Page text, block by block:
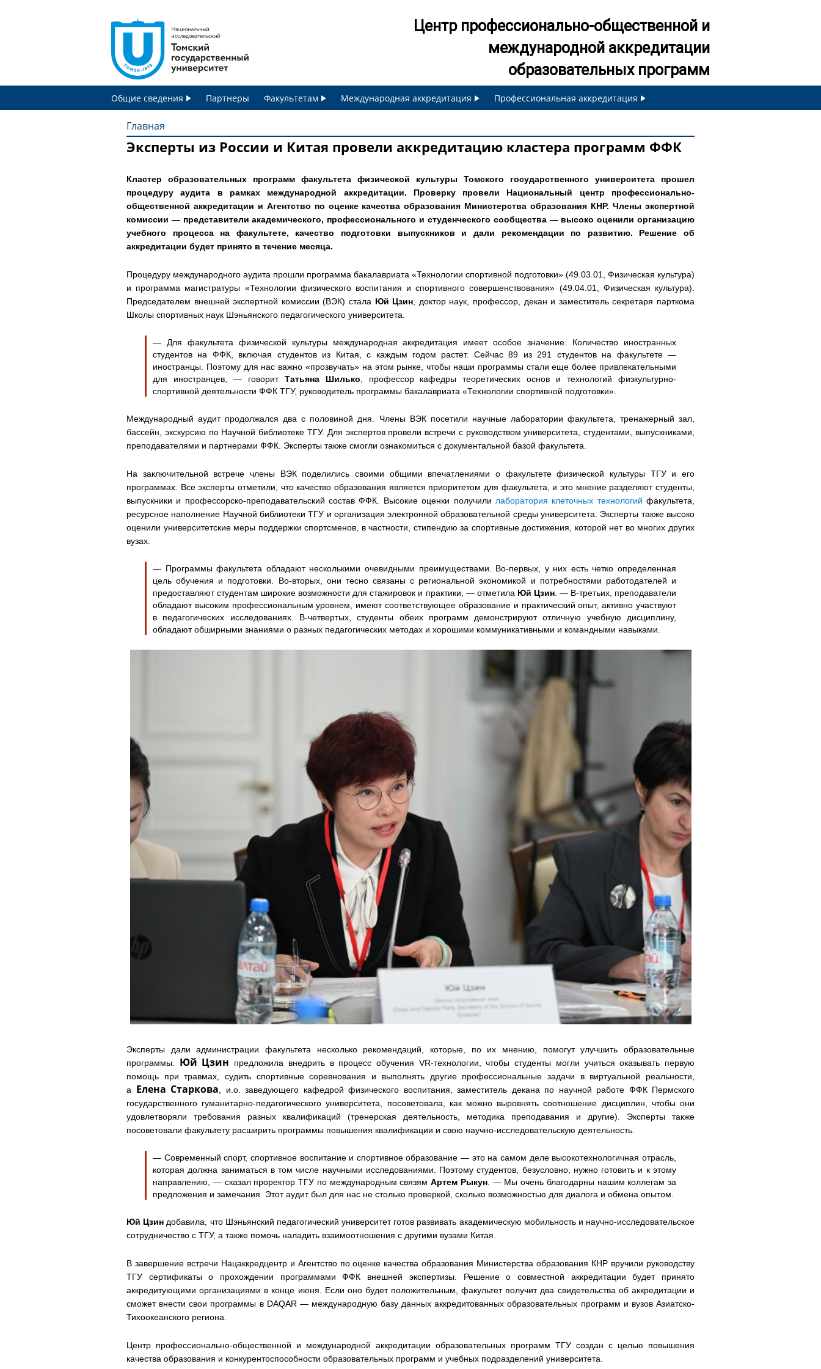
Центр профессионально-общественной и
международной аккредитации
образовательных программ
Общие сведения Партнеры Факультетам Международная аккредитация Профессиональная аккредитация
В
ы
з
д
с
ь
Главная
Эксперты из России и Китая провели аккредитацию кластера программ ФФК
Кластер образовательных программ факультета физической культуры Томского государственного университета прошел
процедуру аудита в рамках международной аккредитации. Проверку провели Национальный центр профессионально-
общественной аккредитации и Агентство по оценке качества образования Министерства образования КНР. Члены экспертной
комиссии — представители академического, профессионального и студенческого сообщества — высоко оценили организацию
учебного процесса на факультете, качество подготовки выпускников и дали рекомендации по развитию. Решение об
аккредитации будет принято в течение месяца.
Процедуру международного аудита прошли программа бакалавриата «Технологии спортивной подготовки» (49.03.01, Физическая культура)
и программа магистратуры «Технологии физического воспитания и спортивного совершенствования» (49.04.01, Физическая культура).
Председателем внешней экспертной комиссии (ВЭК) стала Юй Цзин , доктор наук, профессор, декан и заместитель секретаря парткома
Школы спортивных наук Шэньянского педагогического университета.
— Для факультета физической культуры международная аккредитация имеет особое значение. Количество иностранных
студентов на ФФК, включая студентов из Китая, с каждым годом растет. Сейчас 89 из 291 студентов на факультете —
иностранцы. Поэтому для нас важно «прозвучать» на этом рынке, чтобы наши программы стали еще более привлекательными
для иностранцев, — говорит Татьяна Шилько , профессор кафедры теоретических основ и технологий физкультурно-
спортивной деятельности ФФК ТГУ, руководитель программы бакалавриата «Технологии спортивной подготовки».
Международный аудит продолжался два с половиной дня. Члены ВЭК посетили научные лаборатории факультета, тренажерный зал,
бассейн, экскурсию по Научной библиотеке ТГУ. Для экспертов провели встречи с руководством университета, студентами, выпускниками,
преподавателями и партнерами ФФК. Эксперты также смогли ознакомиться с документальной базой факультета.
На заключительной встрече члены ВЭК поделились своими общими впечатлениями о факультете физической культуры ТГУ и его
программах. Все эксперты отметили, что качество образования является приоритетом для факультета, и это мнение разделяют студенты,
выпускники и профессорско-преподавательский состав ФФК. Высокие оценки получили лаборатория клеточных технологий факультета,
ресурсное наполнение Научной библиотеки ТГУ и организация электронной образовательной среды университета. Эксперты также высоко
оценили университетские меры поддержки спортсменов, в частности, стипендию за спортивные достижения, которой нет во многих других
вузах.
— Программы факультета обладают несколькими очевидными преимуществами. Во-первых, у них есть четко определенная
цель обучения и подготовки. Во-вторых, они тесно связаны с региональной экономикой и потребностями работодателей и
предоставляют студентам широкие возможности для стажировок и практики, — отметила Юй Цзин. — В-третьих, преподаватели
обладают высоким профессиональным уровнем, имеют соответствующее образование и практический опыт, активно участвуют
в педагогических исследованиях. В-четвертых, студенты обеих программ демонстрируют отличную учебную дисциплину,
обладают обширными знаниями о разных педагогических методах и хорошими коммуникативными и командными навыками.
Эксперты дали администрации факультета несколько рекомендаций, которые, по их мнению, помогут улучшить образовательные
программы.
Юй Цзин предложила внедрить в процесс обучения VR-технологии, чтобы студенты могли учиться оказывать первую
помощь при травмах, судить спортивные соревнования и выполнять другие профессиональные задачи в виртуальной реальности,
а
Елена Старкова , и.о. заведующего кафедрой физического воспитания, заместитель декана по научной работе ФФК Пермского
государственного гуманитарно-педагогического университета, посоветовала, как можно выровнять соотношение дисциплин, чтобы они
удовлетворяли требования разных квалификаций (тренерская деятельность, методика преподавания и другие). Эксперты также
посоветовали факультету расширить программы повышения квалификации и свою научно-исследовательскую деятельность.
— Современный спорт, спортивное воспитание и спортивное образование — это на самом деле высокотехнологичная отрасль,
которая должна заниматься в том числе научными исследованиями. Поэтому студентов, безусловно, нужно готовить и к этому
направлению, — сказал проректор ТГУ по международным связям Артем Рыкун. — Мы очень благодарны нашим коллегам за
предложения и замечания. Этот аудит был для нас не столько проверкой, сколько возможностью для диалога и обмена опытом.
Юй Цзин добавила, что Шэньянский педагогический университет готов развивать академическую мобильность и научно-исследовательское
сотрудничество с ТГУ, а также помочь наладить взаимоотношения с другими вузами Китая.
В завершение встречи Нацаккредцентр и Агентство по оценке качества образования Министерства образования КНР вручили руководству
ТГУ сертификаты о прохождении программами ФФК внешней экспертизы. Решение о совместной аккредитации будет принято
аккредитующими организациями в конце июня. Если оно будет положительным, факультет получит два свидетельства об аккредитации и
сможет внести свои программы в DAQAR — международную базу данных аккредитованных образовательных программ и вузов Азиатско-
Тихоокеанского региона.
Центр профессионально-общественной и международной аккредитации образовательных программ ТГУ создан с целью повышения
качества образования и конкурентоспособности образовательных программ и учебных подразделений университета.